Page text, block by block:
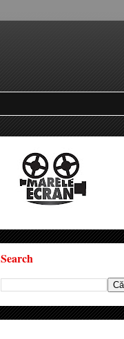
Search